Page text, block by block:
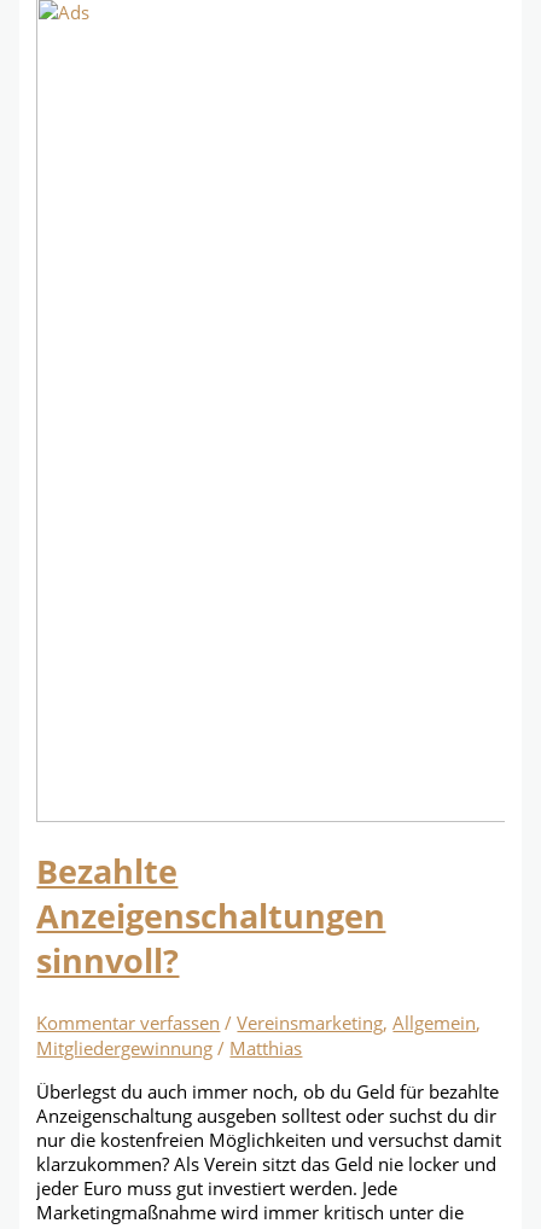
Bezahlte
Anzeigenschaltungen
sinnvoll?
Kommentar verfassen /Vereinsmarketing,Allgemein,
Mitgliedergewinnung / Matthias
Überlegst du auch immer noch, ob du Geld für bezahlte
Anzeigenschaltung ausgeben solltest oder suchst du dir
nur die kostenfreien Möglichkeiten und versuchst damit
klarzukommen? Als Verein sitzt das Geld nie locker und
jeder Euro muss gut investiert werden. Jede
Marketingmaßnahme wird immer kritisch unter die